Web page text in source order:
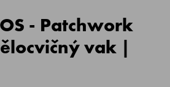
- Patchwork
vak |